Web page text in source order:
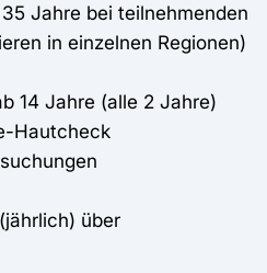
Jahre bei teilnehmenden
in einzelnen Regionen)
14 Jahre (alle 2 Jahre)
Hautcheck
über